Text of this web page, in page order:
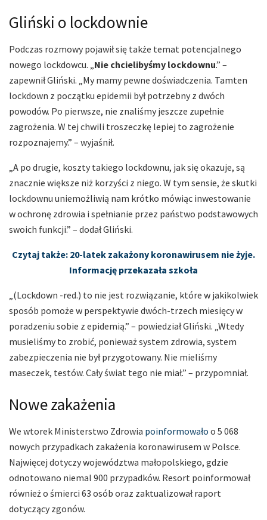
Gliński o lockdownie
Podczas rozmowy pojawił się także temat potencjalnego
nowego lockdowcu. „ Nie chcielibyśmy lockdownu.” –
zapewnił Gliński. „My mamy pewne doświadczenia. Tamten
lockdown z początku epidemii był potrzebny z dwóch
powodów. Po pierwsze, nie znaliśmy jeszcze zupełnie
zagrożenia. W tej chwili troszeczkę lepiej to zagrożenie
rozpoznajemy.” – wyjaśnił.
„A po drugie, koszty takiego lockdownu, jak się okazuje, są
znacznie większe niż korzyści z niego. W tym sensie, że skutki
lockdownu uniemożliwią nam krótko mówiąc inwestowanie
w ochronę zdrowia i spełnianie przez państwo podstawowych
swoich funkcji.” – dodał Gliński.
Czytaj także: 20-latek zakażony koronawirusem nie żyje.
Informację przekazała szkoła
„(Lockdown -red.) to nie jest rozwiązanie, które w jakikolwiek
sposób pomoże w perspektywie dwóch-trzech miesięcy w
poradzeniu sobie z epidemią.” – powiedział Gliński. „Wtedy
musieliśmy to zrobić, ponieważ system zdrowia, system
zabezpieczenia nie był przygotowany. Nie mieliśmy
maseczek, testów. Cały świat tego nie miał.” – przypomniał.
Nowe zakażenia
We wtorek Ministerstwo Zdrowia poinformowało o 5 068
nowych przypadkach zakażenia koronawirusem w Polsce.
Najwięcej dotyczy województwa małopolskiego, gdzie
odnotowano niemal 900 przypadków. Resort poinformował
również o śmierci 63 osób oraz zaktualizował raport
dotyczący zgonów.